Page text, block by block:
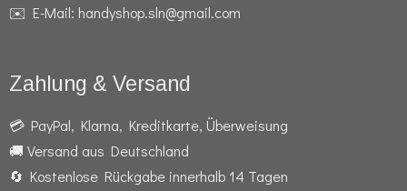
✉️ E-Mail: handyshop.sln@gmail.com
Zahlung & Versand
💳 PayPal, Klarna, Kreditkarte, Überweisung
🚚 Versand aus Deutschland
🔄 Kostenlose Rückgabe innerhalb 14 Tagen